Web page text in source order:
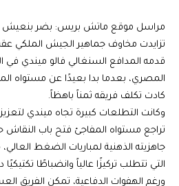
مراسل موقع ماتش بريس: بضر بنعيش
تزايدت مخاوف جماهير الجيش الملكي عقب
قدمه المدافع السنغالي فالو ميندي في
المصري، بعدما بدا بعيدًا عن مستواه
كادت تكلف فريقه ثمناً باهظاً.
وكانت التطلعات كبيرة تجاه ميندي
تراجع مستواه المفاجئ فتح باب النقاش
جاهزيته الذهنية لمباريات الضغط
التي تتطلب تركيزًا عالياً وانضباطًا تكتيكيًا
ورغم الهفوات الدفاعية، تمكن الفريق